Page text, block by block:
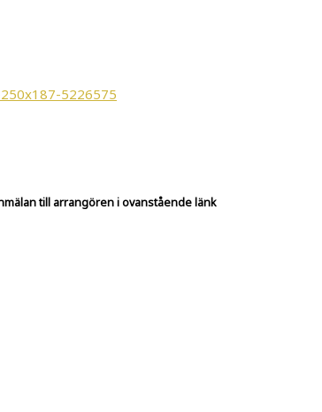
till arrangören i ovanstående länk